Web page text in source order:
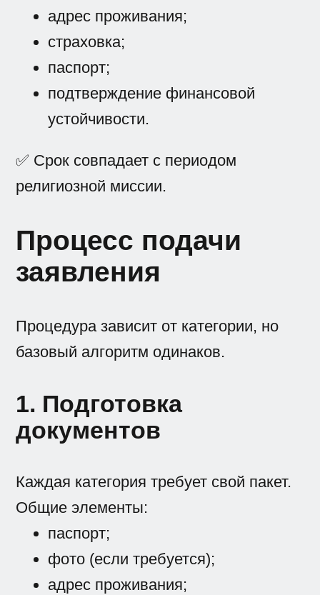
адрес проживания;
страховка;
паспорт;
подтверждение финансовой
устойчивости.
✅ Срок совпадает с периодом
религиозной миссии.
Процесс подачи
заявления
Процедура зависит от категории, но
базовый алгоритм одинаков.
1. Подготовка
документов
Каждая категория требует свой пакет.
Общие элементы:
паспорт;
фото (если требуется);
адрес проживания;